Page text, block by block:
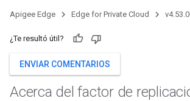
Apigee Edge Edge for Private Cloud
¿Te resultó útil?
ENVIAR COMENTARIOS
Acerca del factor de